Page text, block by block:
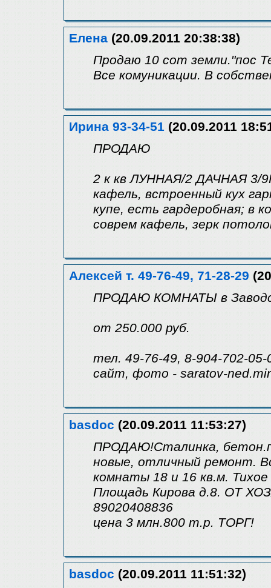
Елена (20.09.2011 20:38:38)
Продаю 10 сот земли."пос
Все комуникации. В
Ирина 93-34-51 (20.09.2011
ПРОДАЮ
2 к кв ЛУННАЯ/2 ДАЧНАЯ 3/
кафель, встроенный кух
купе, есть гардеробная; в
соврем кафель, зерк
Алексей т. 49-76-49, 71-28-29
ПРОДАЮ КОМНАТЫ в
от 250.000 руб.
тел. 49-76-49, 8-904-702-05-
сайт, фото - saratov-
basdoc (20.09.2011 11:53:27)
ПРОДАЮ!Сталинка,
новые, отличный ремонт.
комнаты 18 и 16 кв.м.
Площадь Кирова д.8. ОТ
89020408836
цена 3 млн.800 т.р. ТОРГ!
basdoc (20.09.2011 11:51:32)